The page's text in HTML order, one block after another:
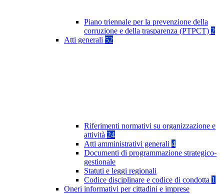
Piano triennale per la prevenzione della
corruzione e della trasparenza (PTPCT) 2
Atti generali 52
Riferimenti normativi su organizzazione e
attività 24
Atti amministrativi generali 4
Documenti di programmazione strategico-
gestionale
Statuti e leggi regionali
Codice disciplinare e codice di condotta 1
Oneri informativi per cittadini e imprese